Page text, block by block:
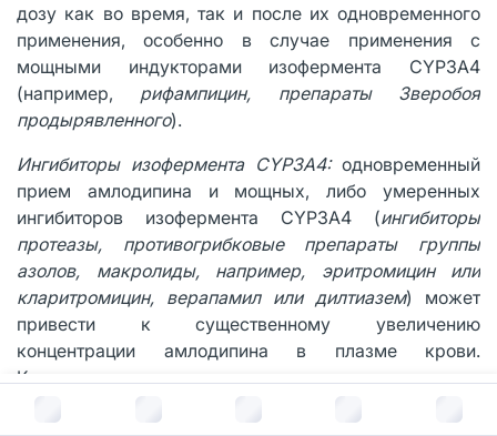
дозу как во время, так и после их одновременного
применения, особенно в случае применения с
мощными индукторами изофермента CYP3A4
(например, рифампицин, препараты Зверобоя
продырявленного).
Ингибиторы изофермента CYP3A4: одновременный
прием амлодипина и мощных, либо умеренных
ингибиторов изофермента CYP3A4 (ингибиторы
протеазы, противогрибковые препараты группы
азолов, макролиды, например, эритромицин или
кларитромицин, верапамил или дилтиазем) может
привести к существенному увеличению
концентрации амлодипина в плазме крови.
Клинические проявления указанных
выраженными у пациентов пожилого возраста. В